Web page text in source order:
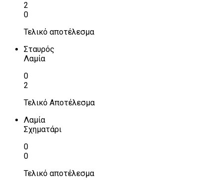
2
0
Τελικό αποτέλεσμα
Σταυρός
Λαμία
0
2
Τελικό Αποτέλεσμα
Λαμία
Σχηματάρι
0
0
Τελικό αποτέλεσμα